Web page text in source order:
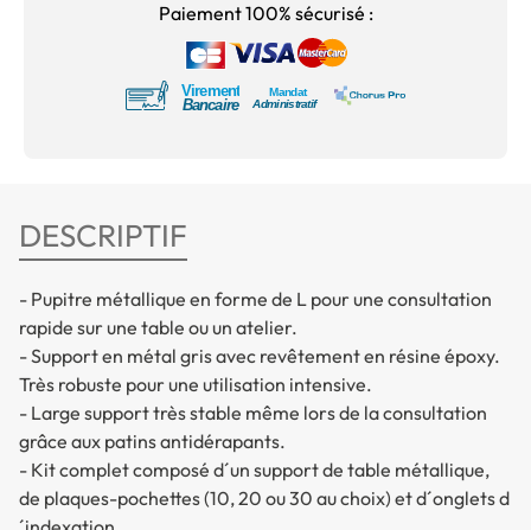
Paiement 100% sécurisé :
DESCRIPTIF
- Pupitre métallique en forme de L pour une consultation
rapide sur une table ou un atelier.
- Support en métal gris avec revêtement en résine époxy.
Très robuste pour une utilisation intensive.
- Large support très stable même lors de la consultation
grâce aux patins antidérapants.
- Kit complet composé d´un support de table métallique,
de plaques-pochettes (10, 20 ou 30 au choix) et d´onglets d